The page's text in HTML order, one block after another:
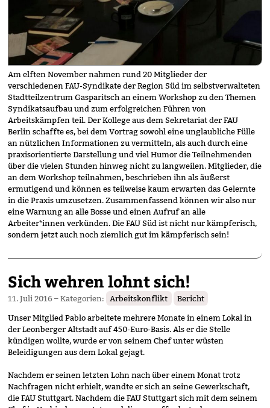
Am elften November nahmen rund 20 Mitglieder der
verschiedenen FAU-Syndikate der Region Süd im selbstverwalteten
Stadtteilzentrum Gasparitsch an einem Workshop zu den Themen
Syndikatsaufbau und zum erfolgreichen Führen von
Arbeitskämpfen teil. Der Kollege aus dem Sekretariat der FAU
Berlin schaffte es, bei dem Vortrag sowohl eine unglaubliche Fülle
an nützlichen Informationen zu vermitteln, als auch durch eine
praxisorientierte Darstellung und viel Humor die Teilnehmenden
über die vielen Stunden hinweg nicht zu langweilen. Mitglieder, die
an dem Workshop teilnahmen, beschrieben ihn als äußerst
ermutigend und können es teilweise kaum erwarten das Gelernte
in die Praxis umzusetzen. Zusammenfassend können wir also nur
eine Warnung an alle Bosse und einen Aufruf an alle
Arbeiter*innen verkünden. Die FAU Süd ist nicht nur kämpferisch,
sondern jetzt auch noch ziemlich gut im kämpferisch sein!
Sich wehren lohnt sich!
11. Juli 2016 – Kategorien: Arbeitskonflikt
Bericht
Unser Mitglied Pablo arbeitete mehrere Monate in einem Lokal in
der Leonberger Altstadt auf 450-Euro-Basis. Als er die Stelle
kündigen wollte, wurde er von seinem Chef unter wüsten
Beleidigungen aus dem Lokal gejagt.
Nachdem er seinen letzten Lohn nach über einem Monat trotz
Nachfragen nicht erhielt, wandte er sich an seine Gewerkschaft,
die FAU Stuttgart. Nachdem die FAU Stuttgart sich mit dem seinem